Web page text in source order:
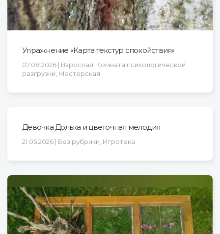
Упражнение «Карта текстур спокойствия»
07.08.2026 | Взрослая, Комната психологической
разгрузки, Мастерская
Девочка Долька и цветочная мелодия
21.05.2026 | Без рубрики, Игротека